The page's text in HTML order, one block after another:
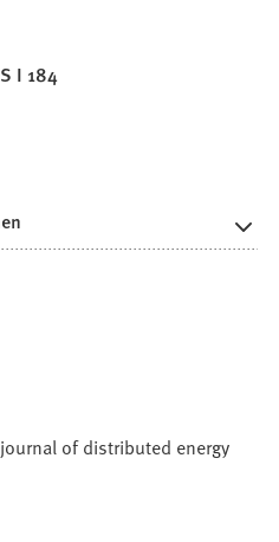
I 184
of distributed energy